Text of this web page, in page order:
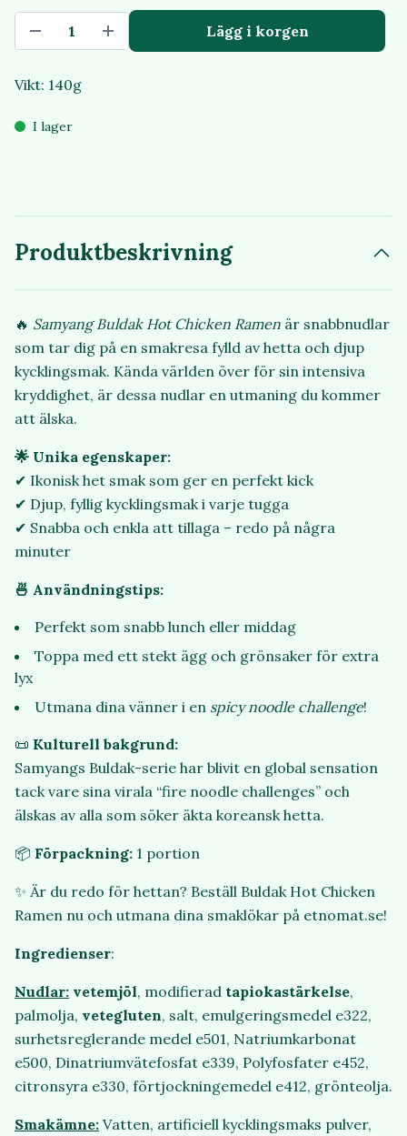
Lägg i korgen
Vikt: 140g
I lager
Produktbeskrivning
🔥 Samyang Buldak Hot Chicken Ramen är snabbnudlar
som tar dig på en smakresa fylld av hetta och djup
kycklingsmak. Kända världen över för sin intensiva
kryddighet, är dessa nudlar en utmaning du kommer
att älska.
🌟 Unika egenskaper:
✔ Ikonisk het smak som ger en perfekt kick
✔ Djup, fyllig kycklingsmak i varje tugga
✔ Snabba och enkla att tillaga – redo på några
minuter
🍜 Användningstips:
Perfekt som snabb lunch eller middag
Toppa med ett stekt ägg och grönsaker för extra
lyx
Utmana dina vänner i en spicy noodle challenge!
📜 Kulturell bakgrund:
Samyangs Buldak-serie har blivit en global sensation
tack vare sina virala “fire noodle challenges” och
älskas av alla som söker äkta koreansk hetta.
📦 Förpackning: 1 portion
✨ Är du redo för hettan? Beställ Buldak Hot Chicken
Ramen nu och utmana dina smaklökar på etnomat.se!
Ingredienser:
Nudlar: vetemjöl, modifierad tapiokastärkelse,
palmolja, vetegluten, salt, emulgeringsmedel e322,
surhetsreglerande medel e501, Natriumkarbonat
e500, Dinatriumvätefosfat e339, Polyfosfater e452,
citronsyra e330, förtjockningemedel e412, grönteolja.
Smakämne: Vatten, artificiell kycklingsmaks pulver,